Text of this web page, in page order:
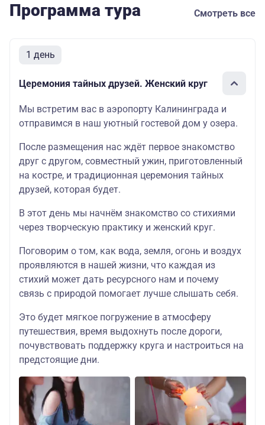
Программа тура Смотреть все
1 день
Церемония тайных друзей. Женский круг
Мы встретим вас в аэропорту Калининграда и
отправимся в наш уютный гостевой дом у озера.
После размещения нас ждёт первое знакомство
друг с другом, совместный ужин, приготовленный
на костре, и традиционная церемония тайных
друзей, которая будет.
В этот день мы начнём знакомство со стихиями
через творческую практику и женский круг.
Поговорим о том, как вода, земля, огонь и воздух
проявляются в нашей жизни, что каждая из
стихий может дать ресурсного нам и почему
связь с природой помогает лучше слышать себя.
Это будет мягкое погружение в атмосферу
путешествия, время выдохнуть после дороги,
почувствовать поддержку круга и настроиться на
предстоящие дни.